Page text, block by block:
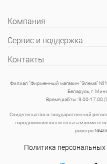
Компания
Сервис и поддержка
Контакты
Филиал "Фирменный магазин "Элема"
Беларусь, г.
Время рабты: 9.00-17.00
Свидетельство о государственной
городским исполнительным
реестре
Политика